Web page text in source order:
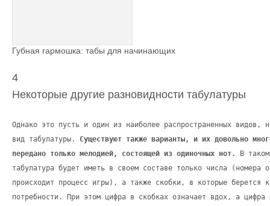
Губная гармошка: табы для начинающих
4
Некоторые другие разновидности табулатуры
Однако это пусть и один из наиболее распространенных видов,
вид табулатуры. Существуют также варианты, и их довольно
передано только мелодией, состоящей из одиночных нот.
В
табулатура будет иметь в своем составе только числа (номера
происходит процесс игры), а также скобки, в которые берется
потребности. При этом цифра в скобках означает вдох, а